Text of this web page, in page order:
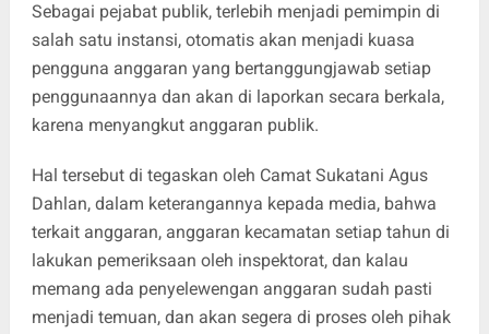
Sebagai pejabat publik, terlebih menjadi pemimpin di
salah satu instansi, otomatis akan menjadi kuasa
pengguna anggaran yang bertanggungjawab setiap
penggunaannya dan akan di laporkan secara berkala,
karena menyangkut anggaran publik.
Hal tersebut di tegaskan oleh Camat Sukatani Agus
Dahlan, dalam keterangannya kepada media, bahwa
terkait anggaran, anggaran kecamatan setiap tahun di
lakukan pemeriksaan oleh inspektorat, dan kalau
memang ada penyelewengan anggaran sudah pasti
menjadi temuan, dan akan segera di proses oleh pihak